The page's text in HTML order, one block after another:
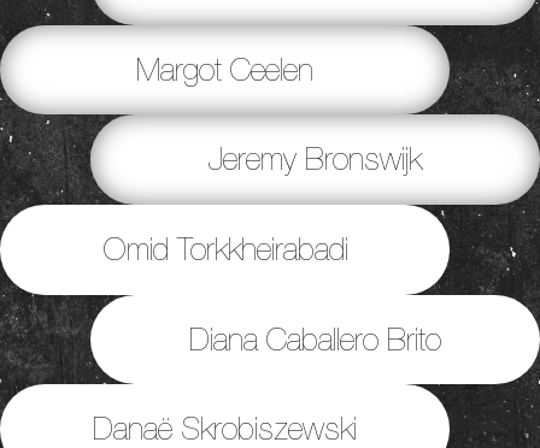
Margot Ceelen
Jeremy Bronswijk
Omid Torkkheirabadi
Diana Caballero Brito
Danaë Skrobiszewski